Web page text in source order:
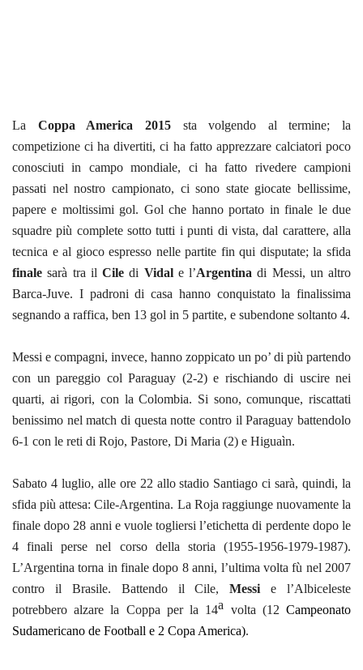
La Coppa America 2015sta volgendo al termine; la
competizione ci ha divertiti, ci ha fatto apprezzare calciatori poco
conosciuti in campo mondiale, ci ha fatto rivedere campioni
passati nel nostro campionato, ci sono state giocate bellissime,
papere e moltissimi gol. Gol che hanno portato in finale le due
squadre più complete sotto tutti i punti di vista, dal carattere, alla
tecnica e al gioco espresso nelle partite fin qui disputate; la sfida
finale sarà tra il Ciledi Vidale l’Argentina di Messi, un altro
Barca-Juve. I padroni di casa hanno conquistato la finalissima
segnando a raffica, ben 13 gol in 5 partite, e subendone soltanto 4.
Messi e compagni, invece, hanno zoppicato un po’ di più partendo
con un pareggio col Paraguay (2-2) e rischiando di uscire nei
quarti, ai rigori, con la Colombia. Si sono, comunque, riscattati
benissimo nel match di questa notte contro il Paraguay battendolo
6-1 con le reti di Rojo, Pastore, Di Maria (2) e Higuaìn.
Sabato 4 luglio, alle ore 22 allo stadio Santiago ci sarà, quindi, la
sfida più attesa: Cile-Argentina. La Roja raggiunge nuovamente la
finale dopo 28 anni e vuole togliersi l’etichetta di perdente dopo le
4 finali perse nel corso della storia (1955-1956-1979-1987).
L’Argentina torna in finale dopo 8 anni, l’ultima volta fù nel 2007
contro il Brasile. Battendo il Cile,Messi e l’Albiceleste
potrebbero alzare la Coppa per la 14a volta (12Campeonato
Sudamericano de Football e 2 Copa America).